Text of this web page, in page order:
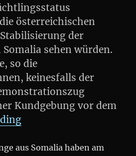
österreichischen
der
sehen würden.
so die
keinesfalls der
Kundgebung vor dem
„DEMO: Gerechtigkeit
aus Somalia haben am